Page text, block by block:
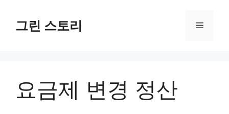
그린 스토리 메
요금제 변경 정산